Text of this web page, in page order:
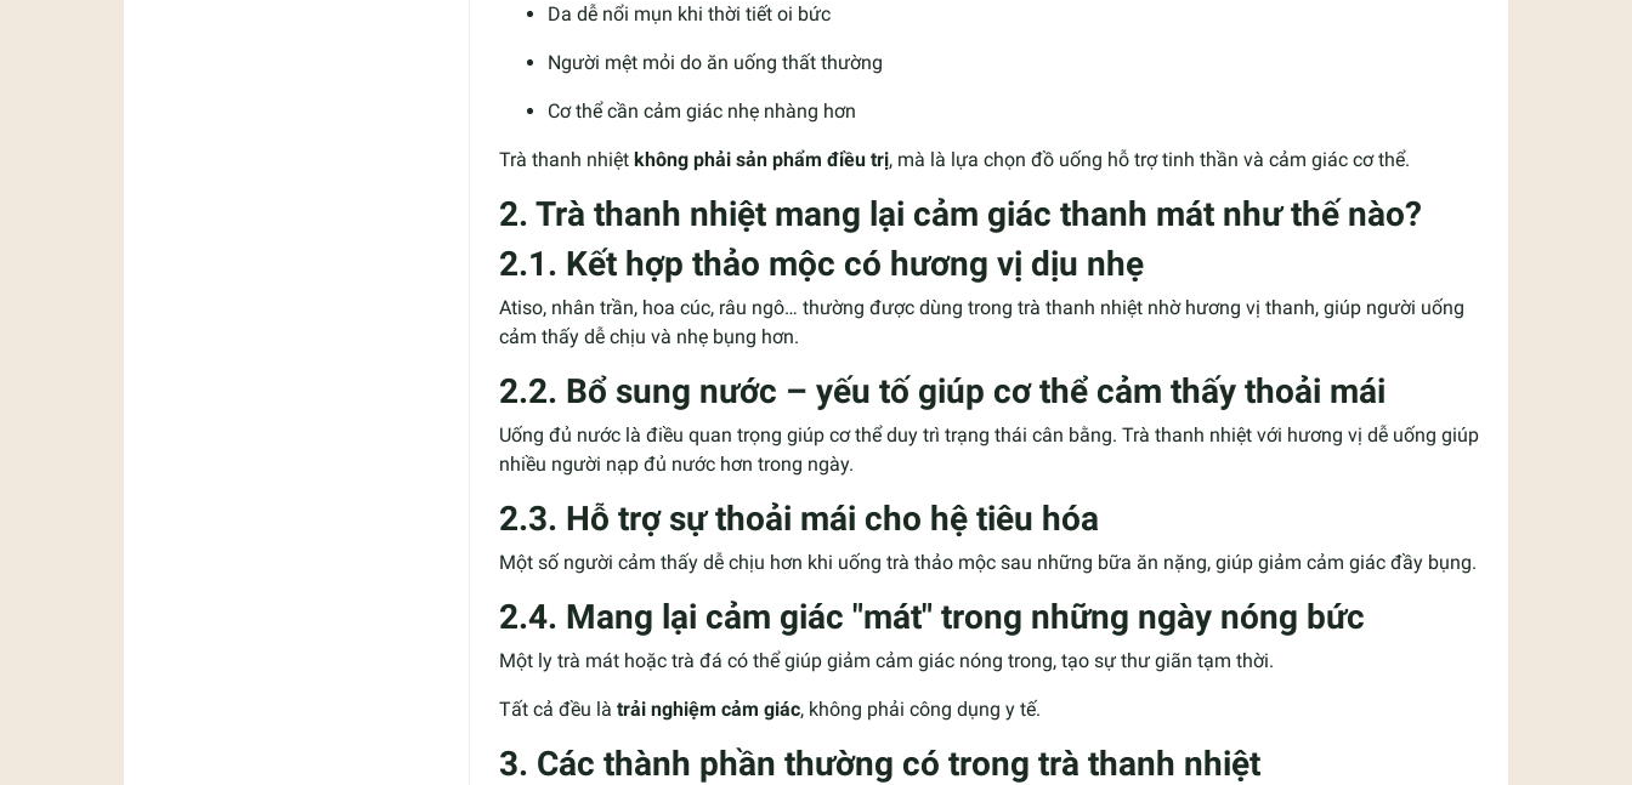
Da dễ nổi mụn khi thời tiết oi bức
Người mệt mỏi do ăn uống thất thường
Cơ thể cần cảm giác nhẹ nhàng hơn
Trà thanh nhiệt không phải sản phẩm điều trị, mà là lựa chọn đồ uống hỗ trợ tinh thần và cảm giác cơ thể.
2. Trà thanh nhiệt mang lại cảm giác thanh mát như thế nào?
2.1. Kết hợp thảo mộc có hương vị dịu nhẹ
Atiso, nhân trần, hoa cúc, râu ngô… thường được dùng trong trà thanh nhiệt nhờ hương vị thanh, giúp người uống
cảm thấy dễ chịu và nhẹ bụng hơn.
2.2. Bổ sung nước – yếu tố giúp cơ thể cảm thấy thoải mái
Uống đủ nước là điều quan trọng giúp cơ thể duy trì trạng thái cân bằng. Trà thanh nhiệt với hương vị dễ uống giúp
nhiều người nạp đủ nước hơn trong ngày.
2.3. Hỗ trợ sự thoải mái cho hệ tiêu hóa
Một số người cảm thấy dễ chịu hơn khi uống trà thảo mộc sau những bữa ăn nặng, giúp giảm cảm giác đầy bụng.
2.4. Mang lại cảm giác "mát" trong những ngày nóng bức
Một ly trà mát hoặc trà đá có thể giúp giảm cảm giác nóng trong, tạo sự thư giãn tạm thời.
Tất cả đều là trải nghiệm cảm giác, không phải công dụng y tế.
3. Các thành phần thường có trong trà thanh nhiệt